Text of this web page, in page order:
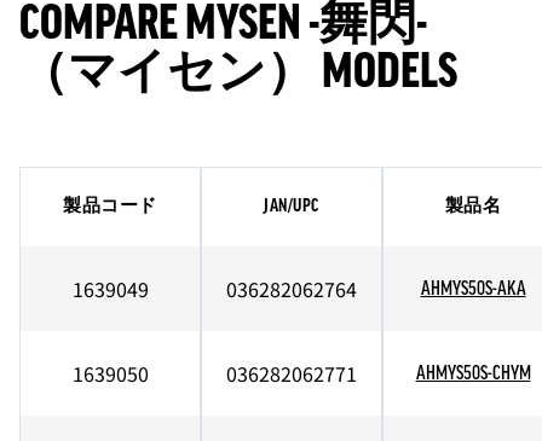
COMPARE MYSEN -舞閃-
（マイセン） MODELS
製品コード JAN/UPC 製品名
1639049 036282062764 AHMYS50S-AKA
1639050 036282062771 AHMYS50S-CHYM